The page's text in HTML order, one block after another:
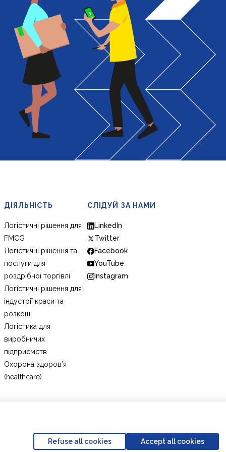
Accept all cookies
Refuse all cookies
ДІЯЛЬНІСТЬ
Логістичні рішення для
FMCG
Логістичні рішення та
послуги для
роздрібної торгівлі
Логістичні рішення для
індустрії краси та
розкоші
Логістика для
виробничих
підприємств
Охорона здоров’я
(healthcare)
СЛІДУЙ ЗА НАМИ
LinkedIn
Twitter
Facebook
YouTube
Instagram